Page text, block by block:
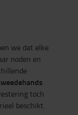
we dat elke
noden en
toch
beschikt.